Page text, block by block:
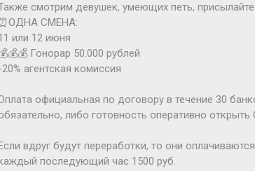
смотрим девушек, умеющих петь,
⏰ОДНА СМЕНА:
или 12 июня
Гонорар 50.000 рублей
агентская комиссия
официальная по договору в течение 30
либо готовность оперативно открыть
вдруг будут переработки, то они
последующий час 1500 руб.